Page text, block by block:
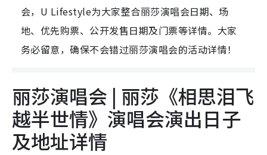
会，U Lifestyle为大家整合丽莎演唱会日期、场
地、优先购票、公开发售日期及门票等详情。大家
务必留意，确保不会错过丽莎演唱会的活动详情！
丽莎演唱会 | 丽莎《相思泪飞
越半世情》演唱会演出日子
及地址详情